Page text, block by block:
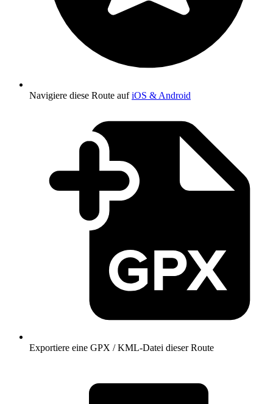
Navigiere diese Route aufiOS & Android
Exportiere eine GPX / KML-Datei dieser Route